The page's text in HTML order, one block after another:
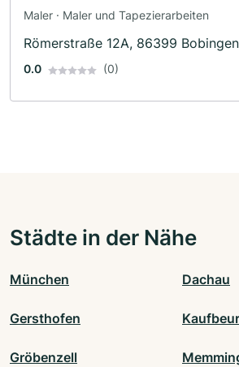
Maler · Maler und Tapezierarbeiten
Römerstraße 12A, 86399 Bobingen
0.0 (0)
Städte in der Nähe
München Dachau
Gersthofen
Gröbenzell